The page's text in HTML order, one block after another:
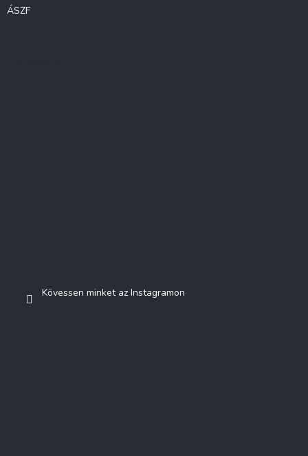
ÁSZF
Kövessen minket az Instagramon